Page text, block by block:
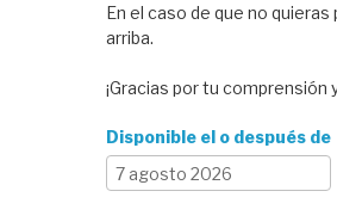
En el caso de que no
arriba.
¡Gracias por tu comprensión
Disponible el o después de